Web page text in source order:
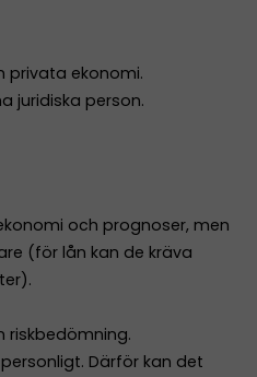
privata ekonomi.
juridiska person.
och prognoser, men
(för lån kan de kräva
riskbedömning.
Därför kan det